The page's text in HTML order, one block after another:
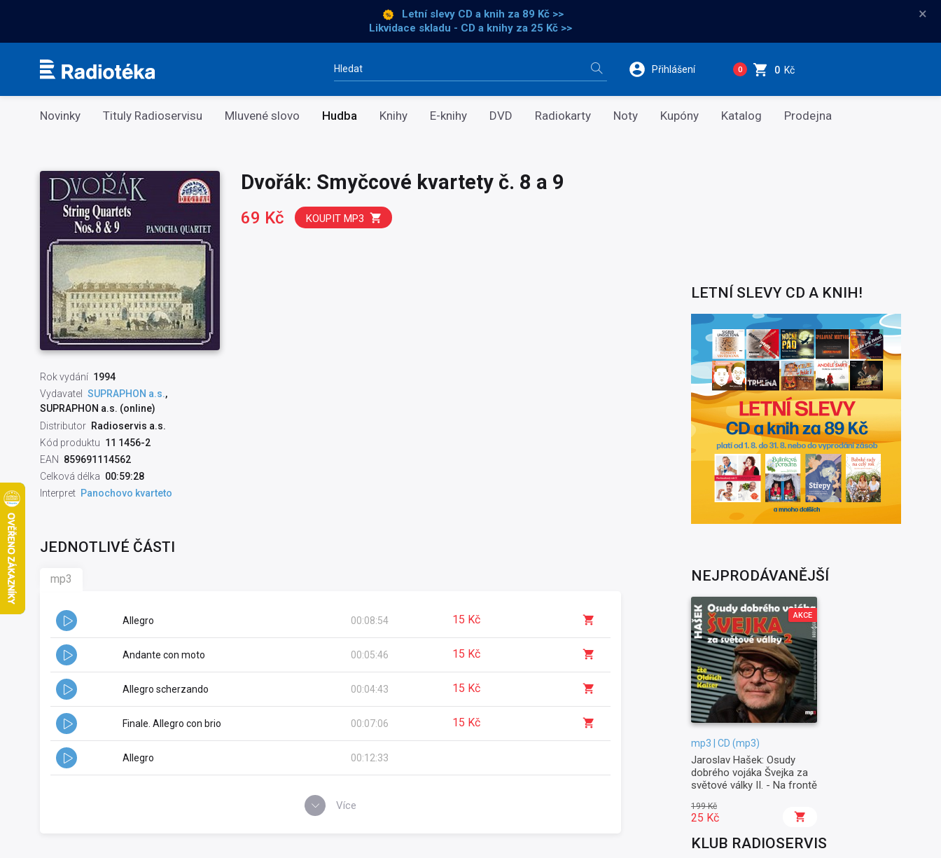
Letní slevy CD a knih za 89 Kč >>
Likvidace skladu - CD a knihy za 25 Kč >>
×
Vyhledávání Přihlášení 0 0 Kč
Kategorie
Novinky Tituly Radioservisu Mluvené slovo Hudba Knihy E-knihy DVD Radiokarty Noty Kupóny Katalog Prodejna
Rok vydání 1994
Vydavatel
SUPRAPHON a.s.,
SUPRAPHON a.s. (online)
Distributor Radioservis a.s.
Kód produktu 11 1456-2
EAN
859691114562
Celková délka 00:59:28
Interpret Panochovo kvarteto
Dvořák: Smyčcové kvartety č. 8 a 9
69 Kč KOUPIT MP3
JEDNOTLIVÉ ČÁSTI
mp3
Allegro 00:08:54 15 Kč
Andante con moto 00:05:46 15 Kč
Allegro scherzando 00:04:43 15 Kč
Finale. Allegro con brio 00:07:06 15 Kč
Allegro 00:12:33
Více
LETNÍ SLEVY CD A KNIH!
NEJPRODÁVANĚJŠÍ
AKCE
mp3 | CD (mp3)
Jaroslav Hašek: Osudy
dobrého vojáka Švejka za
světové války II. - Na frontě
199 Kč
25 Kč
KLUB RADIOSERVIS